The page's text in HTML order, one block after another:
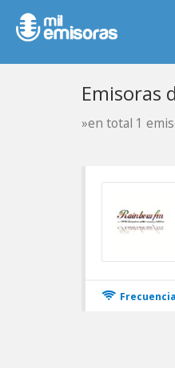
Emisoras
»en total 1